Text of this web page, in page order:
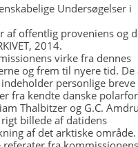
Undersøgelser i
af offentlig proveniens og
2014.
virke fra dennes
og frem til nyere tid.
personlige breve
fra kendte danske
Thalbitzer og G.C.
billede af datidens
af det arktiske område.